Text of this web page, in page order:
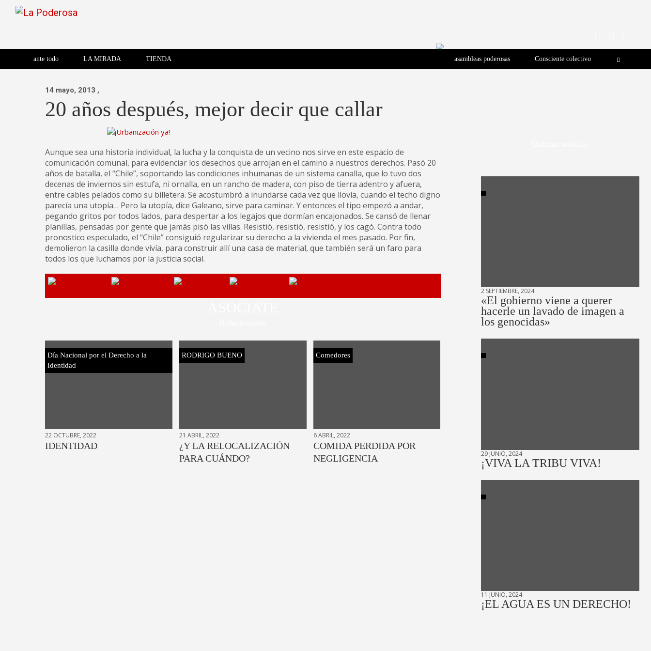
Saltar
La Poderosa
brazo literario del movimiento
La Poderosa
Revista de cultura villera, brazo literario del movimiento La Poderosa.
ante todo LA MIRADA TIENDA asambleas poderosas Consciente colectivo
14 mayo, 2013 ,
20 años después, mejor decir que callar
Aunque sea una historia individual, la lucha y la conquista de un vecino nos sirve en este espacio de
comunicación comunal, para evidenciar los desechos que arrojan en el camino a nuestros derechos. Pasó 20
años de batalla, el “Chile”, soportando las condiciones inhumanas de un sistema canalla, que lo tuvo dos
decenas de inviernos sin estufa, ni ornalla, en un rancho de madera, con piso de tierra adentro y afuera,
entre cables pelados como su billetera. Se acostumbró a inundarse cada vez que llovía, cuando el techo digno
parecía una utopía… Pero la utopía, dice Galeano, sirve para caminar. Y entonces el tipo empezó a andar,
pegando gritos por todos lados, para despertar a los legajos que dormían encajonados. Se cansó de llenar
planillas, pensadas por gente que jamás pisó las villas. Resistió, resistió, resistió, y los cagó. Contra todo
pronostico especulado, el “Chile” consiguió regularizar su derecho a la vivienda el mes pasado. Por fin,
demolieron la casilla donde vivía, para construir allí una casa de material, que también será un faro para
todos los que luchamos por la justicia social.
Día Nacional por el Derecho a la
Identidad
22 OCTUBRE, 2022
IDENTIDAD
RODRIGO BUENO
21 ABRIL, 2022
¿Y LA RELOCALIZACIÓN
PARA CUÁNDO?
Comedores
6 ABRIL, 2022
COMIDA PERDIDA POR
NEGLIGENCIA
2 SEPTIEMBRE, 2024
«El gobierno viene a querer
hacerle un lavado de imagen a
los genocidas»
29 JUNIO, 2024
¡VIVA LA TRIBU VIVA!
11 JUNIO, 2024
¡EL AGUA ES UN DERECHO!